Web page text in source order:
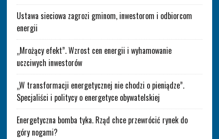
Ustawa sieciowa zagrozi gminom, inwestorom i odbiorcom
energii
„Mrożący efekt”. Wzrost cen energii i wyhamowanie
uczciwych inwestorów
„W transformacji energetycznej nie chodzi o pieniądze”.
Specjaliści i politycy o energetyce obywatelskiej
Energetyczna bomba tyka. Rząd chce przewrócić rynek do
góry nogami?